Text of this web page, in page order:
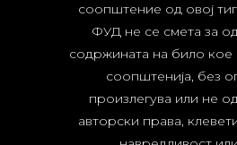
соопштение од овој
ФУД не се смета за
содржината на било кое
соопштенија, без
произлегува или не
авторски права,